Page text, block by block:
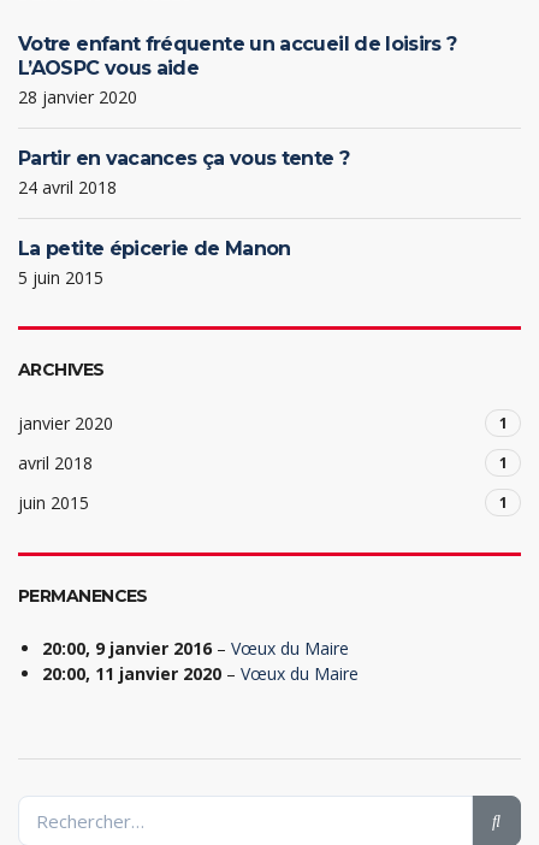
Votre enfant fréquente un accueil de loisirs ?
L’AOSPC vous aide
28 janvier 2020
Partir en vacances ça vous tente ?
24 avril 2018
La petite épicerie de Manon
5 juin 2015
ARCHIVES
janvier 2020 1
avril 2018 1
juin 2015 1
PERMANENCES
20:00, 9 janvier 2016 – Vœux du Maire
20:00, 11 janvier 2020 – Vœux du Maire